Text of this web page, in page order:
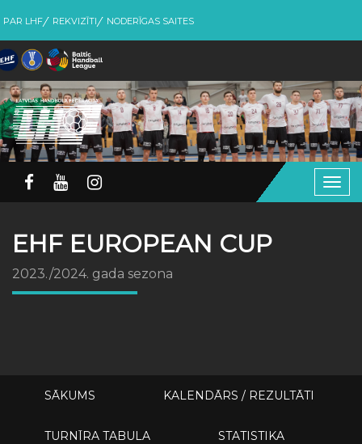
PAR LHF REKVIZĪTI NODERĪGAS SAITES
EHF EUROPEAN CUP
2023./2024. gada sezona
SĀKUMS KALENDĀRS / REZULTĀTI
TURNĪRA TABULA STATISTIKA